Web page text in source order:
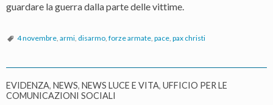
guardare la guerra dalla parte delle vittime.
4 novembre, armi, disarmo, forze armate, pace, pax christi
EVIDENZA, NEWS, NEWS LUCE E VITA, UFFICIO PER LE
COMUNICAZIONI SOCIALI